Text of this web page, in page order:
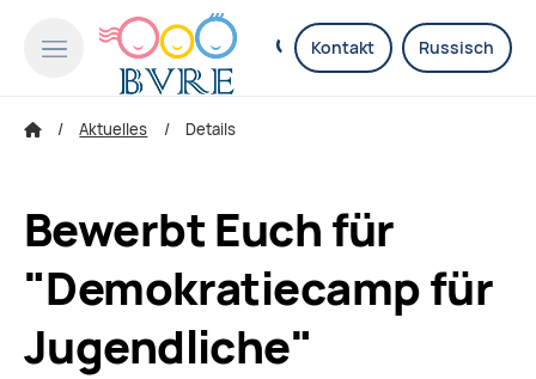
Kontakt Russisch
Aktuelles Details
Bewerbt Euch für
"Demokratiecamp für
Jugendliche"